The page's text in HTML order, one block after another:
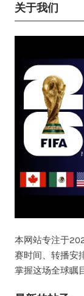
关于我们
本网站专注于
赛时间、转播安
掌握这场全球瞩